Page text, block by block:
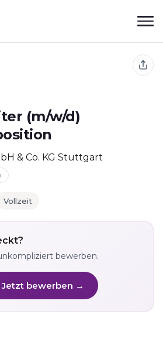
(m/w/d)
& Co. KG Stuttgart
Vollzeit
bewerben.
Jetzt bewerben →